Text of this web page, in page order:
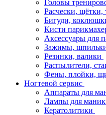
Головы
Расчески,
Бигуди,
Кисти
Аксессуары для
Зажимы,
Резинки, валики
Распылители,
Фены, плойки,
Ногтевой сервис
Аппараты для
Лампы для
Кератолитики